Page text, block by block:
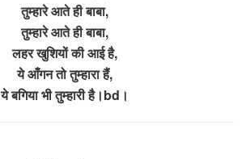
तुम्हारे आते ही बाबा,
तुम्हारे आते ही बाबा,
लहर खुशियों की आई है,
ये आँगन तो तुम्हारा हैं,
ये बगिया भी तुम्हारी है।bd।